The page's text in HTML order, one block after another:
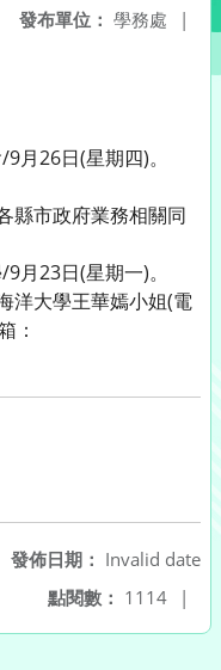
發布單位： 學務處 |
月26日(星期四)。
縣市政府業務相關同
月23日(星期一)。
洋大學王華嫣小姐(電
：
發佈日期： Invalid date
點閱數： 1114 |